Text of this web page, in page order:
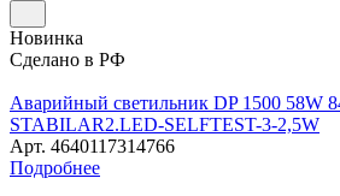
Новинка
Сделано в РФ
Аварийный светильник DP 1500 58W
STABILAR2.LED-SELFTEST-3-2,5W
Арт. 4640117314766
Подробнее